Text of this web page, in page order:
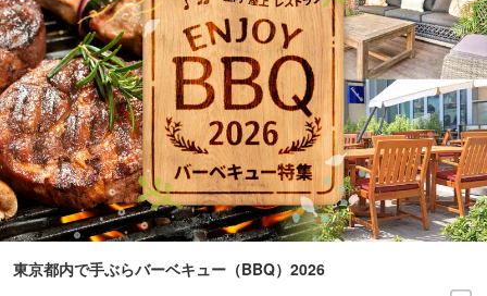
東京都内で手ぶらバーベキュー（BBQ）2026